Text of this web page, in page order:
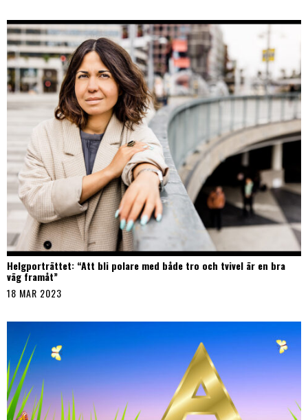
Helgporträttet: “Att bli polare med både tro och tvivel är en bra
väg framåt”
18 MAR 2023